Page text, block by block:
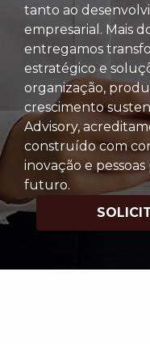
tanto ao
empresarial. Mais
entregamos
estratégico e
organização,
crescimento
Advisory,
construído com
inovação e
futuro.